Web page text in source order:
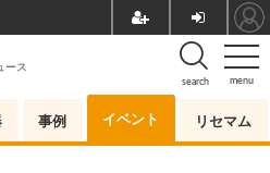
menu
search
ース
事例 イベント リセマム